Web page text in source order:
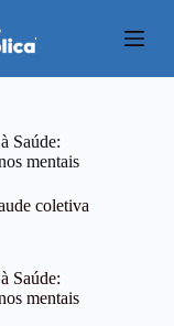
Saúde:
mentais
coletiva
Saúde:
mentais